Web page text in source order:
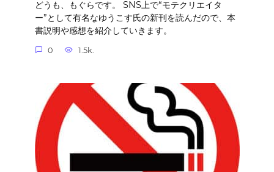
どうも、もぐらです。 SNS上で“モテクリエイタ
ー”として有名なゆうこす氏の新刊を読んだので、本
書説明や感想を紹介していきます。
0 1.5k.